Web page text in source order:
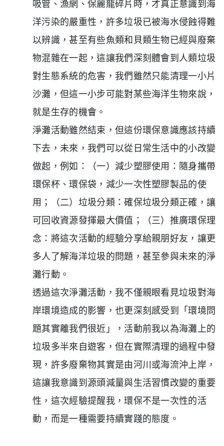
吸管、漁網、保麗龍碎片時，才真正意識到海
洋污染的嚴重性，許多垃圾已被海水侵蝕得難
以辨識，甚至有些魚類和貝類生物已經與廢棄
物混雜在一起，這讓我們深刻體會到人類垃圾
對生態系統的危害，我們雖然只能清理一小片
沙灘，但這一小步可能對某些海洋生物來說，
就是生存的機會。
淨灘活動雖然結束，但這份環保意識應該持續
下去，未來，我們可以從日常生活中的小改變
做起，例如：
（一）減少塑膠使用：隨身攜帶
環保杯、環保袋，減少一次性塑膠製品的使
用；
（二）垃圾分類：確保垃圾分類正確，讓
可回收資源發揮最大價值；
（三）推廣環保理
念：將這次活動的經驗分享給親朋好友，讓更
多人了解海洋垃圾的問題，甚至參與未來的淨
灘行動。
透過這次淨灘活動，我不僅親眼看見垃圾對海
岸環境造成的影響，也更深刻感受到「環境問
題其實離我們很近」，活動前我以為海灘上的
垃圾多半來自遊客，但在實際清理的過程中發
現，許多廢棄物其實是由河川或海流沖上岸，
這讓我意識到源頭減量與生活習慣改變的重要
性，這次經驗提醒我，環保不是一次性的活
動，而是一種需要持續實踐的態度。